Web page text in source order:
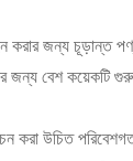
করার জন্য চূড়ান্ত
জন্য বেশ কয়েকটি
করা উচিত